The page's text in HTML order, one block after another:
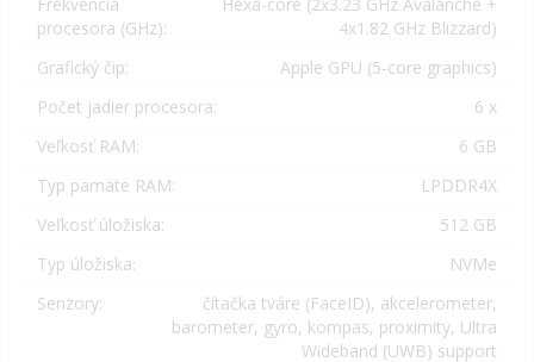
procesora (GHz):
4x1.82 GHz Blizzard)
Grafický čip:
Apple GPU (5-core graphics)
Počet jadier procesora:
6 x
Veľkosť RAM:
6 GB
Typ pamäte RAM:
LPDDR4X
Veľkosť úložiska:
512 GB
Typ úložiska:
NVMe
Senzory:
čítačka tváre (FaceID), akcelerometer,
barometer, gyro, kompas, proximity, Ultra
Wideband (UWB) support